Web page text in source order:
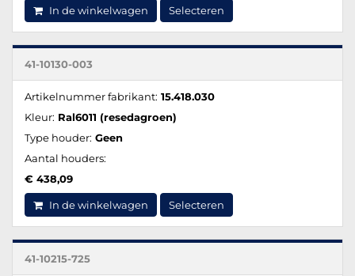
In de winkelwagen Selecteren
41-10130-003
Artikelnummer fabrikant: 15.418.030
Kleur: Ral6011 (resedagroen)
Type houder: Geen
Aantal houders:
€ 438,09
In de winkelwagen Selecteren
41-10215-725